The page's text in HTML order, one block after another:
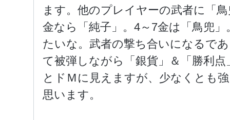
ます。他のプレイヤーの武者に「
金なら「純子」。4～7金は「鳥兜
たいな。武者の撃ち合いになるで
て被弾しながら「銀貨」＆「勝利
とドＭに見えますが、少なくとも
思います。